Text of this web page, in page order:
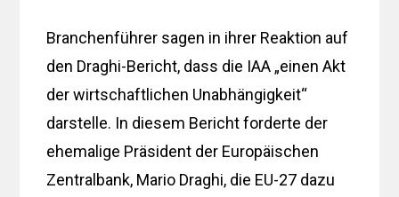
Branchenführer sagen in ihrer Reaktion auf
den Draghi-Bericht, dass die IAA „einen Akt
der wirtschaftlichen Unabhängigkeit“
darstelle. In diesem Bericht forderte der
ehemalige Präsident der Europäischen
Zentralbank, Mario Draghi, die EU-27 dazu